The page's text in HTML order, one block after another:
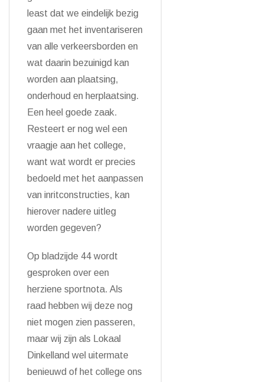
least dat we eindelijk bezig
gaan met het inventariseren
van alle verkeersborden en
wat daarin bezuinigd kan
worden aan plaatsing,
onderhoud en herplaatsing.
Een heel goede zaak.
Resteert er nog wel een
vraagje aan het college,
want wat wordt er precies
bedoeld met het aanpassen
van inritconstructies, kan
hierover nadere uitleg
worden gegeven?
Op bladzijde 44 wordt
gesproken over een
herziene sportnota. Als
raad hebben wij deze nog
niet mogen zien passeren,
maar wij zijn als Lokaal
Dinkelland wel uitermate
benieuwd of het college ons